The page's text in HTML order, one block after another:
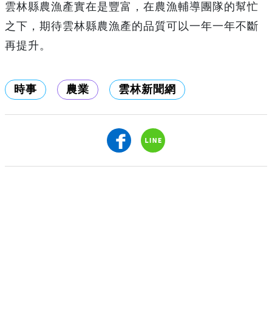
雲林縣農漁產實在是豐富，在農漁輔導團隊的幫忙
之下，期待雲林縣農漁產的品質可以一年一年不斷
再提升。
時事 農業 雲林新聞網